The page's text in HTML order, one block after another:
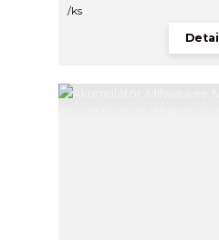
/ks
Detail